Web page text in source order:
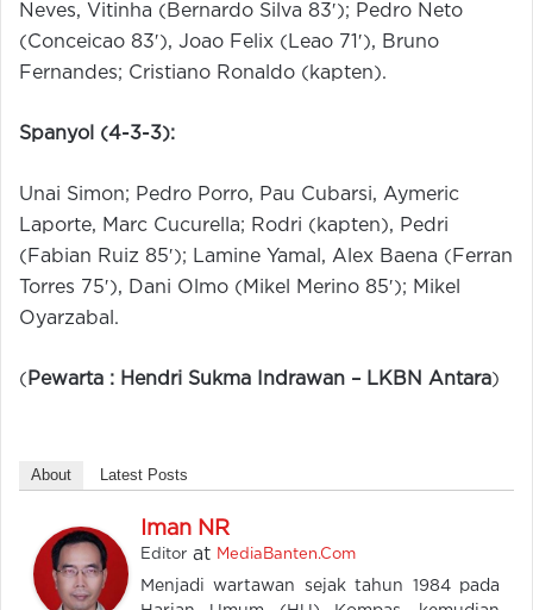
Neves, Vitinha (Bernardo Silva 83′); Pedro Neto
(Conceicao 83′), Joao Felix (Leao 71′), Bruno
Fernandes; Cristiano Ronaldo (kapten).
Spanyol (4-3-3):
Unai Simon; Pedro Porro, Pau Cubarsi, Aymeric
Laporte, Marc Cucurella; Rodri (kapten), Pedri
(Fabian Ruiz 85′); Lamine Yamal, Alex Baena (Ferran
Torres 75′), Dani Olmo (Mikel Merino 85′); Mikel
Oyarzabal.
( Pewarta : Hendri Sukma Indrawan – LKBN Antara)
About Latest Posts
Iman NR
Editor at MediaBanten.Com
Menjadi wartawan sejak tahun 1984 pada